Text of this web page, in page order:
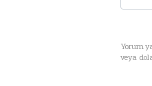
Yorum
veya